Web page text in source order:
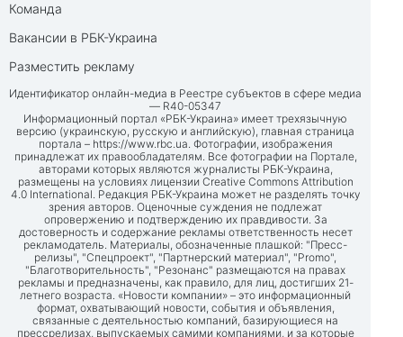
Команда
Вакансии в РБК-Украина
Разместить рекламу
Идентификатор онлайн-медиа в Реестре субъектов в сфере медиа
— R40-05347
Информационный портал «РБК-Украина» имеет трехязычную
версию (украинскую, русскую и английскую), главная страница
портала – https://www.rbc.ua. Фотографии, изображения
принадлежат их правообладателям. Все фотографии на Портале,
авторами которых являются журналисты РБК-Украина,
размещены на условиях лицензии Creative Commons Attribution
4.0 International. Редакция РБК-Украина может не разделять точку
зрения авторов. Оценочные суждения не подлежат
опровержению и подтверждению их правдивости. За
достоверность и содержание рекламы ответственность несет
рекламодатель. Материалы, обозначенные плашкой: "Пресс-
релизы", "Спецпроект", "Партнерский материал", "Promo",
"Благотворительность", "Резонанс" размещаются на правах
рекламы и предназначены, как правило, для лиц, достигших 21-
летнего возраста. «Новости компании» – это информационный
формат, охватывающий новости, события и объявления,
связанные с деятельностью компаний, базирующиеся на
прессрелизах, выпускаемых самими компаниями, и за которые